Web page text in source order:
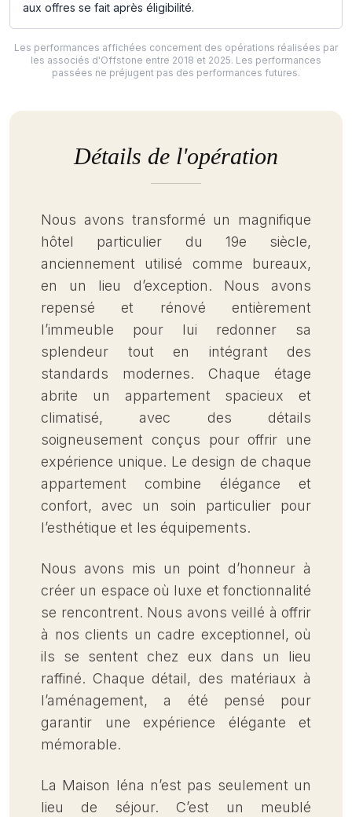
aux offres se fait après éligibilité.
Les performances affichées concernent des opérations réalisées par
les associés d'Offstone entre 2018 et 2025. Les performances
passées ne préjugent pas des performances futures.
Détails de l'opération
Nous avons transformé un magnifique
hôtel particulier du 19e siècle,
anciennement utilisé comme bureaux,
en un lieu d’exception. Nous avons
repensé et rénové entièrement
l’immeuble pour lui redonner sa
splendeur tout en intégrant des
standards modernes. Chaque étage
abrite un appartement spacieux et
climatisé, avec des détails
soigneusement conçus pour offrir une
expérience unique. Le design de chaque
appartement combine élégance et
confort, avec un soin particulier pour
l’esthétique et les équipements.
Nous avons mis un point d’honneur à
créer un espace où luxe et fonctionnalité
se rencontrent. Nous avons veillé à offrir
à nos clients un cadre exceptionnel, où
ils se sentent chez eux dans un lieu
raffiné. Chaque détail, des matériaux à
l’aménagement, a été pensé pour
garantir une expérience élégante et
mémorable.
La Maison Iéna n’est pas seulement un
lieu de séjour. C’est un meublé